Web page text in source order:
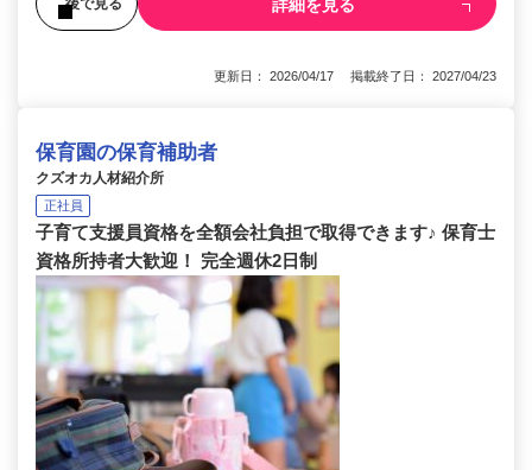
後で見る 詳細を見る
更新日： 2026/04/17 掲載終了日： 2027/04/23
保育園の保育補助者
クズオカ人材紹介所
正社員
子育て支援員資格を全額会社負担で取得できます♪ 保育士
資格所持者大歓迎！ 完全週休2日制